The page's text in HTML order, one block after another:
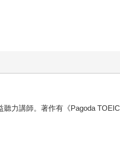
力講師。著作有《Pagoda TOEIC